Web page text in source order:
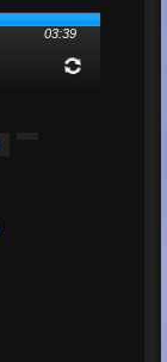
03:39